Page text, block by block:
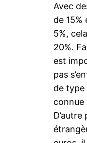
Avec
de 15%
5%,
20%.
est
pas
de type
connue